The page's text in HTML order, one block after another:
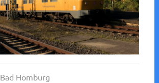
Bad Homburg